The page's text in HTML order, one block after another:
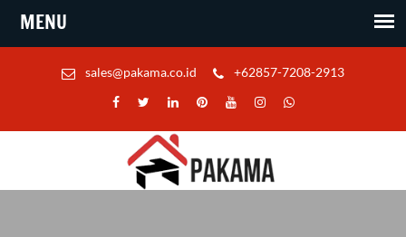
sales@pakama.co.id +62857-7208-2913